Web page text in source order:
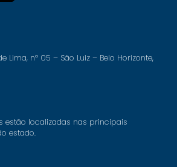
Lima, nº 05 – São Luiz – Belo Horizonte,
estão localizadas nas principais
estado.